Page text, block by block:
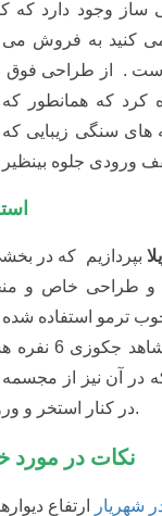
تصاویر مشاهده
بکار رفته با
بپردازیم که در
طراحی خاص و منحصر
است. در مجاورت استخر
نیز از مجسمه های
بودیم.
در شهریار
شهریارارتفاع
شده و از این طراحی
که چشم انداز فوق
دسترسی راحت تر